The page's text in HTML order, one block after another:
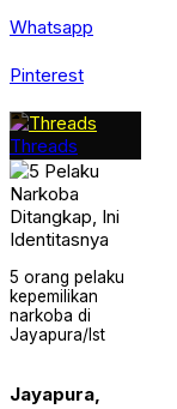
Whatsapp
Pinterest
Threads
5 orang pelaku
kepemilikan
narkoba di
Jayapura/Ist
Jayapura,